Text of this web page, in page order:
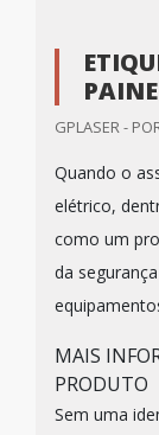
GPLASER -
Quando o
elétrico,
como um
da
MAIS
PRODUTO
Sem uma